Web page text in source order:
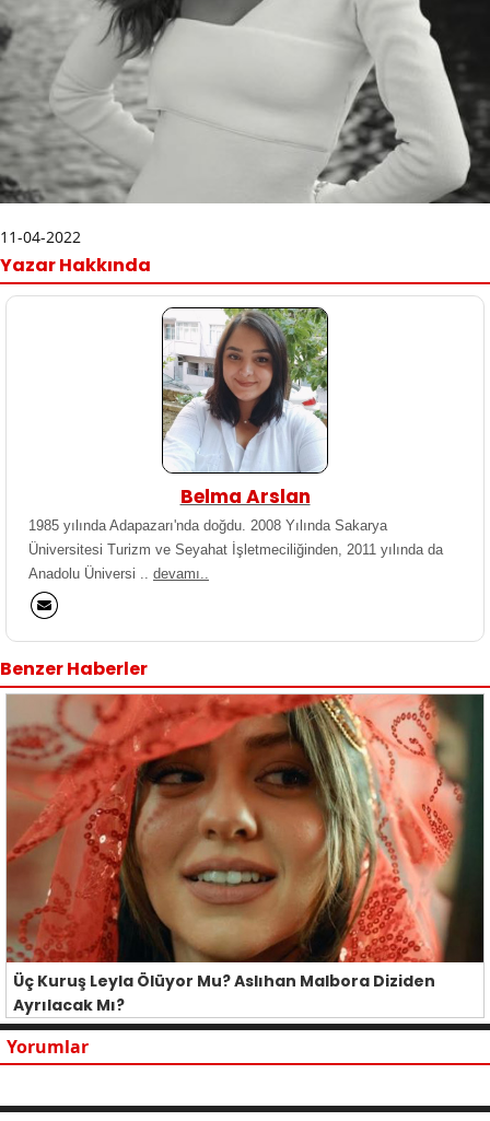
11-04-2022
Yazar Hakkında
Belma Arslan
1985 yılında Adapazarı'nda doğdu. 2008 Yılında Sakarya
Üniversitesi Turizm ve Seyahat İşletmeciliğinden, 2011 yılında da
Anadolu Üniversi .. devamı..
Benzer Haberler
Üç Kuruş Leyla Ölüyor Mu? Aslıhan Malbora Diziden
Ayrılacak Mı?
Yorumlar